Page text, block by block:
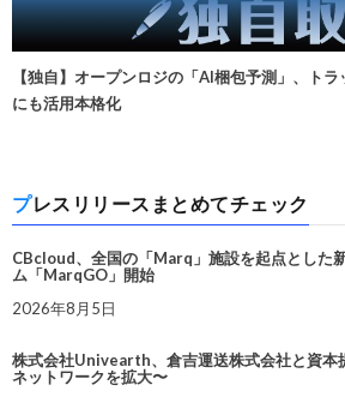
【独自】オープンロジの「AI梱包予測」、ト
にも活用本格化
プレスリリースまとめてチェック
CBcloud、全国の「Marq」施設を起点とした
ム「MarqGO」開始
2026年8月5日
株式会社Univearth、倉吉運送株式会社と資本
ネットワークを拡大〜